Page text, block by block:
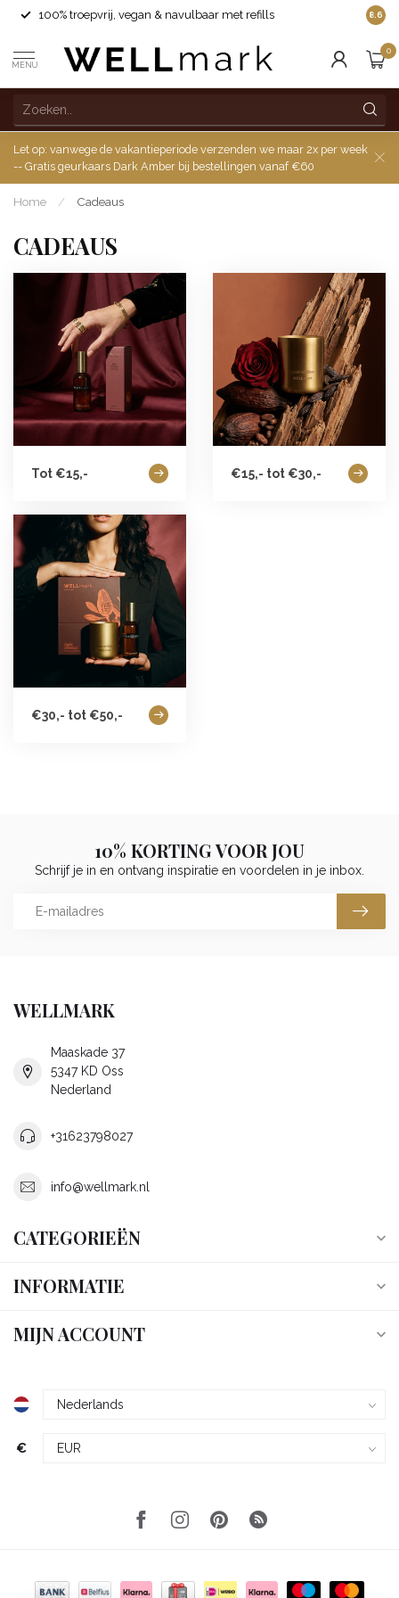
100% troepvrij, vegan & navulbaar met refills 8.6
MENU
0
Let op: vanwege de vakantieperiode verzenden we maar 2x per week
-- Gratis geurkaars Dark Amber bij bestellingen vanaf €60
Home / Cadeaus
CADEAUS
Tot €15,- €15,- tot €30,-
€30,- tot €50,-
10% KORTING VOOR JOU
Schrijf je in en ontvang inspiratie en voordelen in je inbox.
WELLMARK
Maaskade 37
5347 KD Oss
Nederland
+31623798027
info@wellmark.nl
CATEGORIEËN
INFORMATIE
MIJN ACCOUNT
€